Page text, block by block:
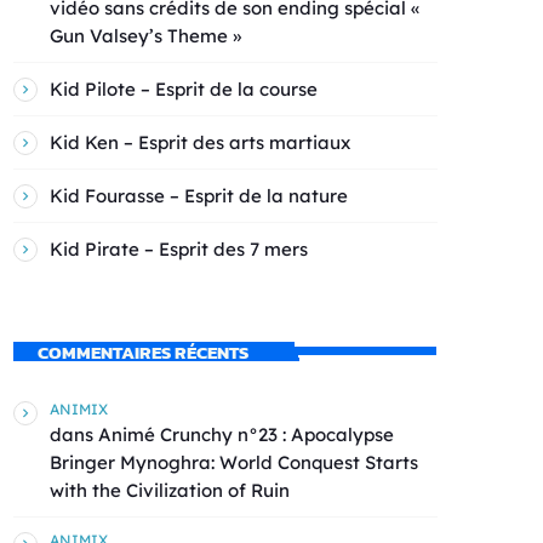
vidéo sans crédits de son ending spécial «
Gun Valsey’s Theme »
Kid Pilote – Esprit de la course
Kid Ken – Esprit des arts martiaux
Kid Fourasse – Esprit de la nature
Kid Pirate – Esprit des 7 mers
COMMENTAIRES RÉCENTS
ANIMIX
dans Animé Crunchy n°23 : Apocalypse
Bringer Mynoghra: World Conquest Starts
with the Civilization of Ruin